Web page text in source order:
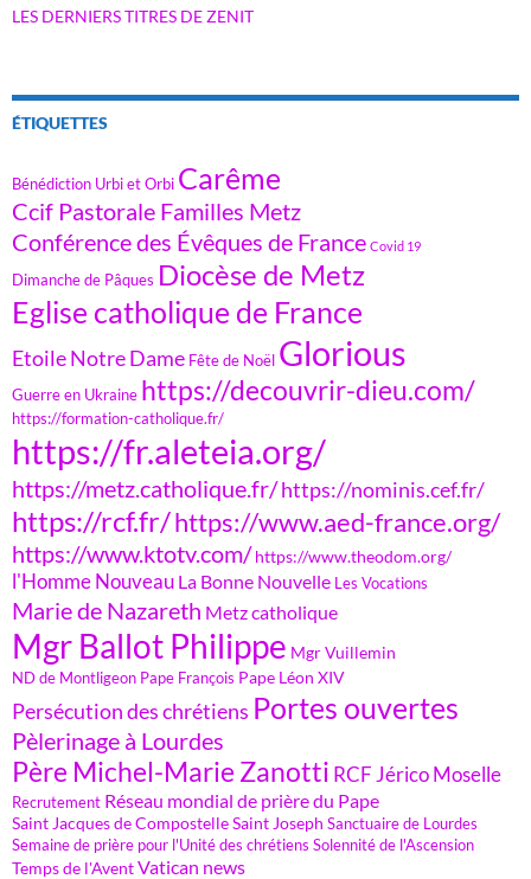
LES DERNIERS TITRES DE ZENIT
ÉTIQUETTES
Bénédiction Urbi et Orbi Carême
Ccif Pastorale Familles Metz
Conférence des Évêques de France Covid 19
Dimanche de Pâques Diocèse de Metz
Eglise catholique de France
Etoile Notre Dame Fête de Noël Glorious
Guerre en Ukraine https://decouvrir-dieu.com/
https://formation-catholique.fr/
https://fr.aleteia.org/
https://metz.catholique.fr/https://nominis.cef.fr/
https://rcf.fr/https://www.aed-france.org/
https://www.ktotv.com/ https://www.theodom.org/
l'Homme Nouveau La Bonne Nouvelle Les Vocations
Marie de Nazareth Metz catholique
Mgr Ballot Philippe Mgr Vuillemin
ND de Montligeon Pape François Pape Léon XIV
Persécution des chrétiens Portes ouvertes
Pèlerinage à Lourdes
Père Michel-Marie Zanotti RCF Jérico Moselle
Recrutement Réseau mondial de prière du Pape
Saint Jacques de CompostelleSaint Joseph Sanctuaire de Lourdes
Semaine de prière pour l'Unité des chrétiens Solennité de l'Ascension
Temps de l'AventVatican news